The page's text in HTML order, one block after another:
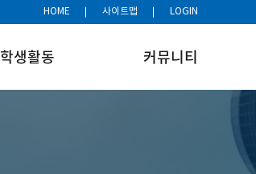
HOME 사이트맵 LOGIN
학생활동 커뮤니티